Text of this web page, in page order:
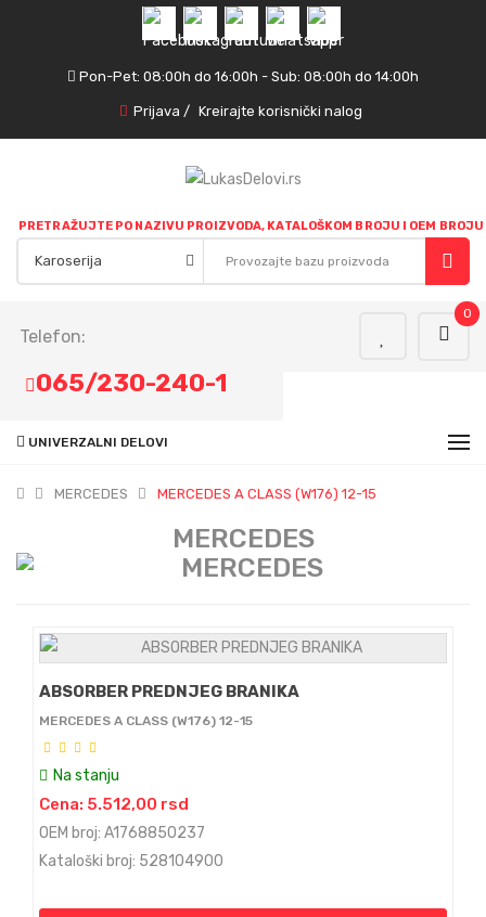
Pon-Pet: 08:00h do 16:00h - Sub: 08:00h do 14:00h
Prijava / Kreirajte korisnički nalog
PRETRAŽUJTE PO NAZIVU PROIZVODA, KATALOŠKOM BROJU I OEM BROJU
0
Telefon:
065/230-240-1
UNIVERZALNI DELOVI
MERCEDES MERCEDES A CLASS (W176) 12-15
MERCEDES
ABSORBER PREDNJEG BRANIKA
MERCEDES A CLASS (W176) 12-15
Na stanju
Cena: 5.512,00 rsd
OEM broj: A1768850237
Kataloški broj: 528104900